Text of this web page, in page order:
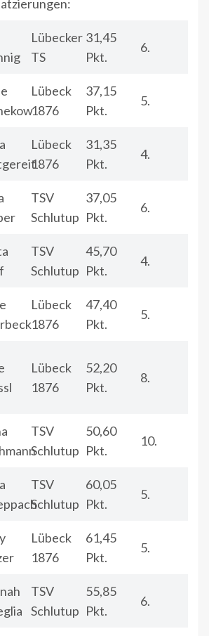
Lübecker
TS
31,45
Pkt.
6.
Lübeck
1876
37,15
Pkt.
5.
Lübeck
1876
31,35
Pkt.
4.
TSV
Schlutup
37,05
Pkt.
6.
TSV
Schlutup
45,70
Pkt.
4.
Lübeck
1876
47,40
Pkt.
5.
Lübeck
1876
52,20
Pkt.
8.
TSV
Schlutup
50,60
Pkt.
10.
TSV
Schlutup
60,05
Pkt.
5.
Lübeck
1876
61,45
Pkt.
5.
TSV
Schlutup
55,85
Pkt.
6.